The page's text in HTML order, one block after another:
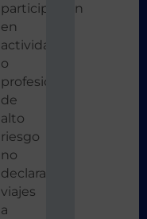
participación
en
actividades
o
profesiones
de
alto
riesgo
no
declaradas,
viajes
a